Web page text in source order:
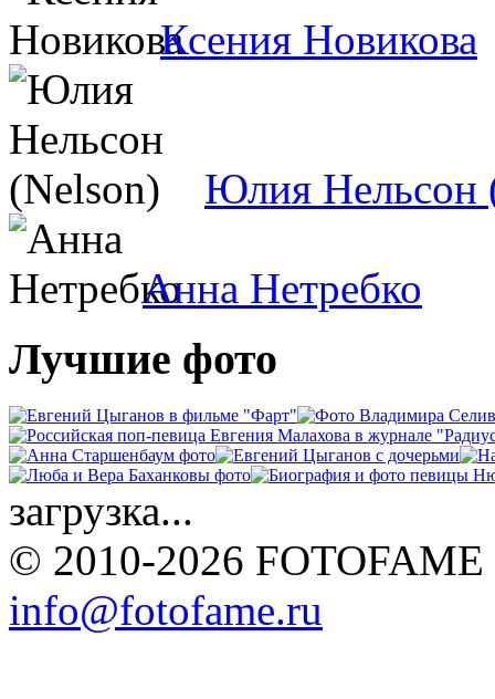
Ксения Новикова
Юлия Нельсон
Анна Нетребко
Лучшие фото
загрузка...
© 2010-2026 FOTOFAME
info@fotofame.ru